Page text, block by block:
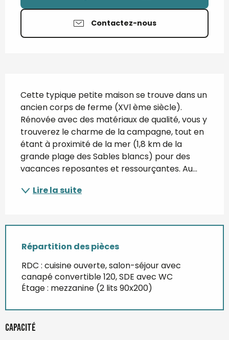
Contactez-nous
Cette typique petite maison se trouve dans un
ancien corps de ferme (XVl ème siècle).
Rénovée avec des matériaux de qualité, vous y
trouverez le charme de la campagne, tout en
étant à proximité de la mer (1,8 km de la
grande plage des Sables blancs) pour des
vacances reposantes et ressourçantes. Au...
Lire la suite
Répartition des pièces
RDC : cuisine ouverte, salon-séjour avec
canapé convertible 120, SDE avec WC
Étage : mezzanine (2 lits 90x200)
Capacité